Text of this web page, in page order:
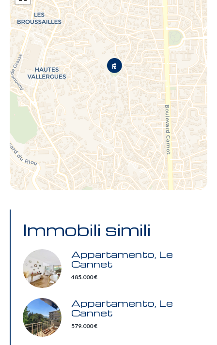
Immobili simili
Appartamento, Le
Cannet
485.000 €
Appartamento, Le
Cannet
579.000 €